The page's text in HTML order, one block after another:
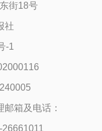
街18号
社
-1
箱及电话：